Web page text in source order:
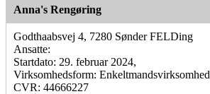
Anna's Rengøring
Godthaabsvej 4, 7280 Sønder FELDing
Ansatte:
Startdato: 29. februar 2024,
Virksomhedsform: Enkeltmandsvirksomhed
CVR: 44666227